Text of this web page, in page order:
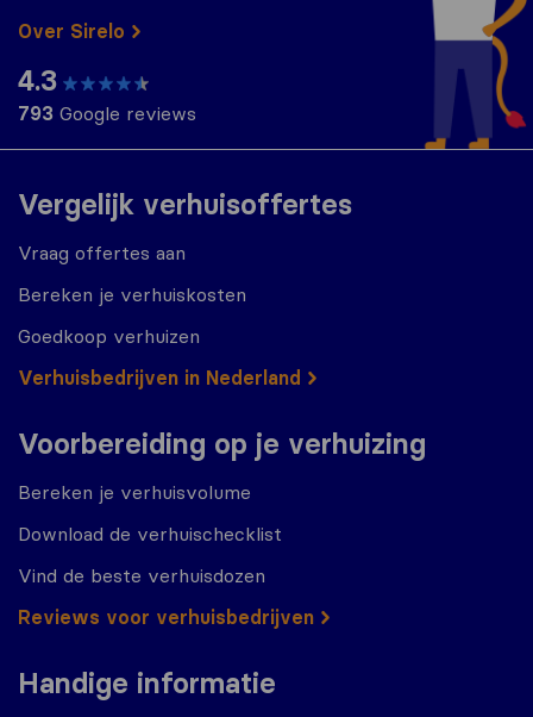
Vergelijk verhuisoffertes
Vraag offertes aan
Bereken je verhuiskosten
Goedkoop verhuizen
Verhuisbedrijven in Nederland
Voorbereiding op je verhuizing
Bereken je verhuisvolume
Download de verhuischecklist
Vind de beste verhuisdozen
Reviews voor verhuisbedrijven
Handige informatie
Over Sirelo
4.3
793 Google reviews